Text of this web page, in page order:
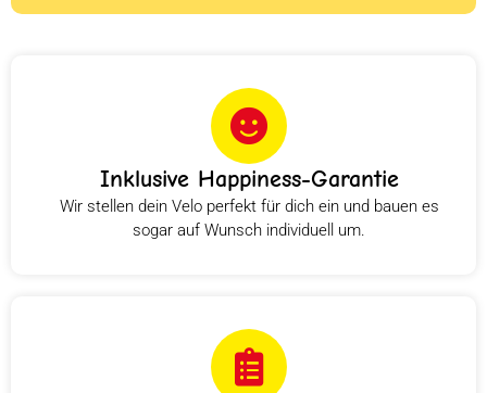
Inklusive Happiness-Garantie
Wir stellen dein Velo perfekt für dich ein und bauen es
sogar auf Wunsch individuell um.